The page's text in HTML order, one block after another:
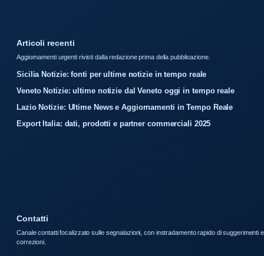
Articoli recenti
Aggiornamenti urgenti rivisti dalla redazione prima della pubblicazione.
Sicilia Notizie: fonti per ultime notizie in tempo reale
Veneto Notizie: ultime notizie dal Veneto oggi in tempo reale
Lazio Notizie: Ultime News e Aggiornamenti in Tempo Reale
Export Italia: dati, prodotti e partner commerciali 2025
Contatti
Canale contatti focalizzato sulle segnalazioni, con instradamento rapido di suggerimenti e
correzioni.